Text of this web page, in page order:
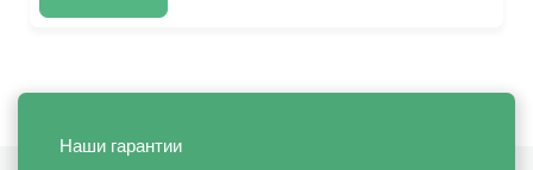
Наши гарантии